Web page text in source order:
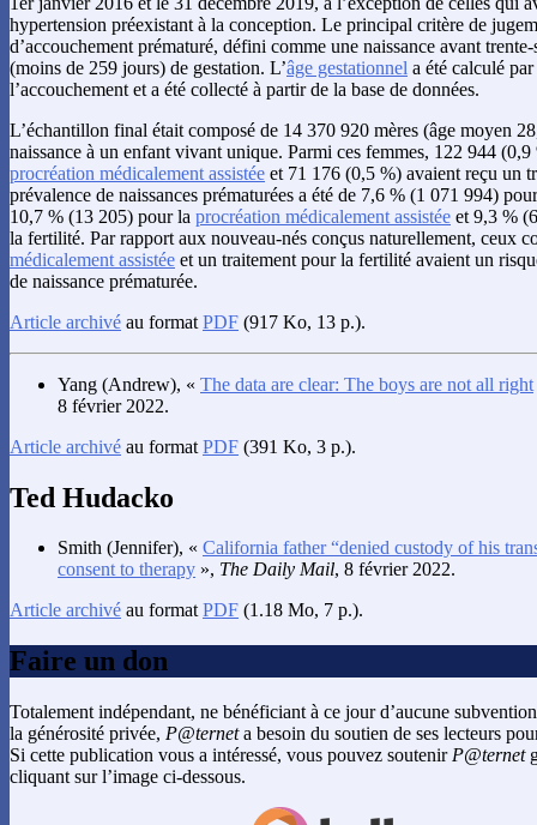
hypertension préexistant à la conception. Le principal critère de
d’accouchement prématuré, défini comme une naissance avant
(moins de 259 jours) de gestation. L’âge gestationnel a été calculé
l’accouchement et a été collecté à partir de la base de données.
L’échantillon final était composé de 14 370 920 mères (âge moyen
naissance à un enfant vivant unique. Parmi ces femmes, 122 944
procréation médicalement assistée et 71 176 (0,5 %) avaient reçu un
prévalence de naissances prématurées a été de 7,6 % (1 071 994)
10,7 % (13 205) pour la procréation médicalement assistée et 9,3 %
la fertilité. Par rapport aux nouveau-nés conçus naturellement, ceux
médicalement assistée et un traitement pour la fertilité avaient un
de naissance prématurée.
Article archivé au format PDF (917 Ko, 13 p.).
Yang (Andrew), « The data are clear: The boys are not all right
8 février 2022.
Article archivé au format PDF (391 Ko, 3 p.).
Ted Hudacko
Smith (Jennifer), « California father “denied custody of his
consent to therapy », The Daily Mail, 8 février 2022.
Article archivé au formatPDF (1.18 Mo, 7 p.).
Faire un don
Totalement indépendant, ne bénéficiant à ce jour d’aucune
la générosité privée, P@terneta besoin du soutien de ses lecteurs
Si cette publication vous a intéressé, vous pouvez soutenir P@ternet
cliquant sur l’image ci-dessous.